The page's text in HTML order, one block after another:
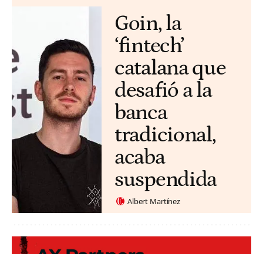
Goin, la
‘fintech’
catalana que
desafió a la
banca
tradicional,
acaba
suspendida
Albert Martínez